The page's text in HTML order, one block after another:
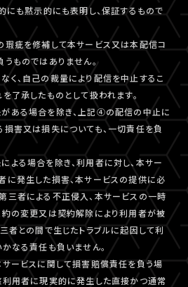
にも黙示的にも表明し、保証するもので
疵を修補して本サービス又は本配信コ
ものではありません。
、自己の裁量により配信を中止するこ
了承したものとして扱われます。
る場合を除き、上記④の配信の中止に
害又は損失についても、一切責任を負
る場合を除き、利用者に対し、本サー
に発生した損害、本サービスの提供に必
三者による不正侵入、本サービスの一時
約の変更又は契約解除により利用者が被
者との間で生じたトラブルに起因して利
なる責任も負いません。
サービスに関して損害賠償責任を負う場
利用者に現実的に発生した直接かつ通常